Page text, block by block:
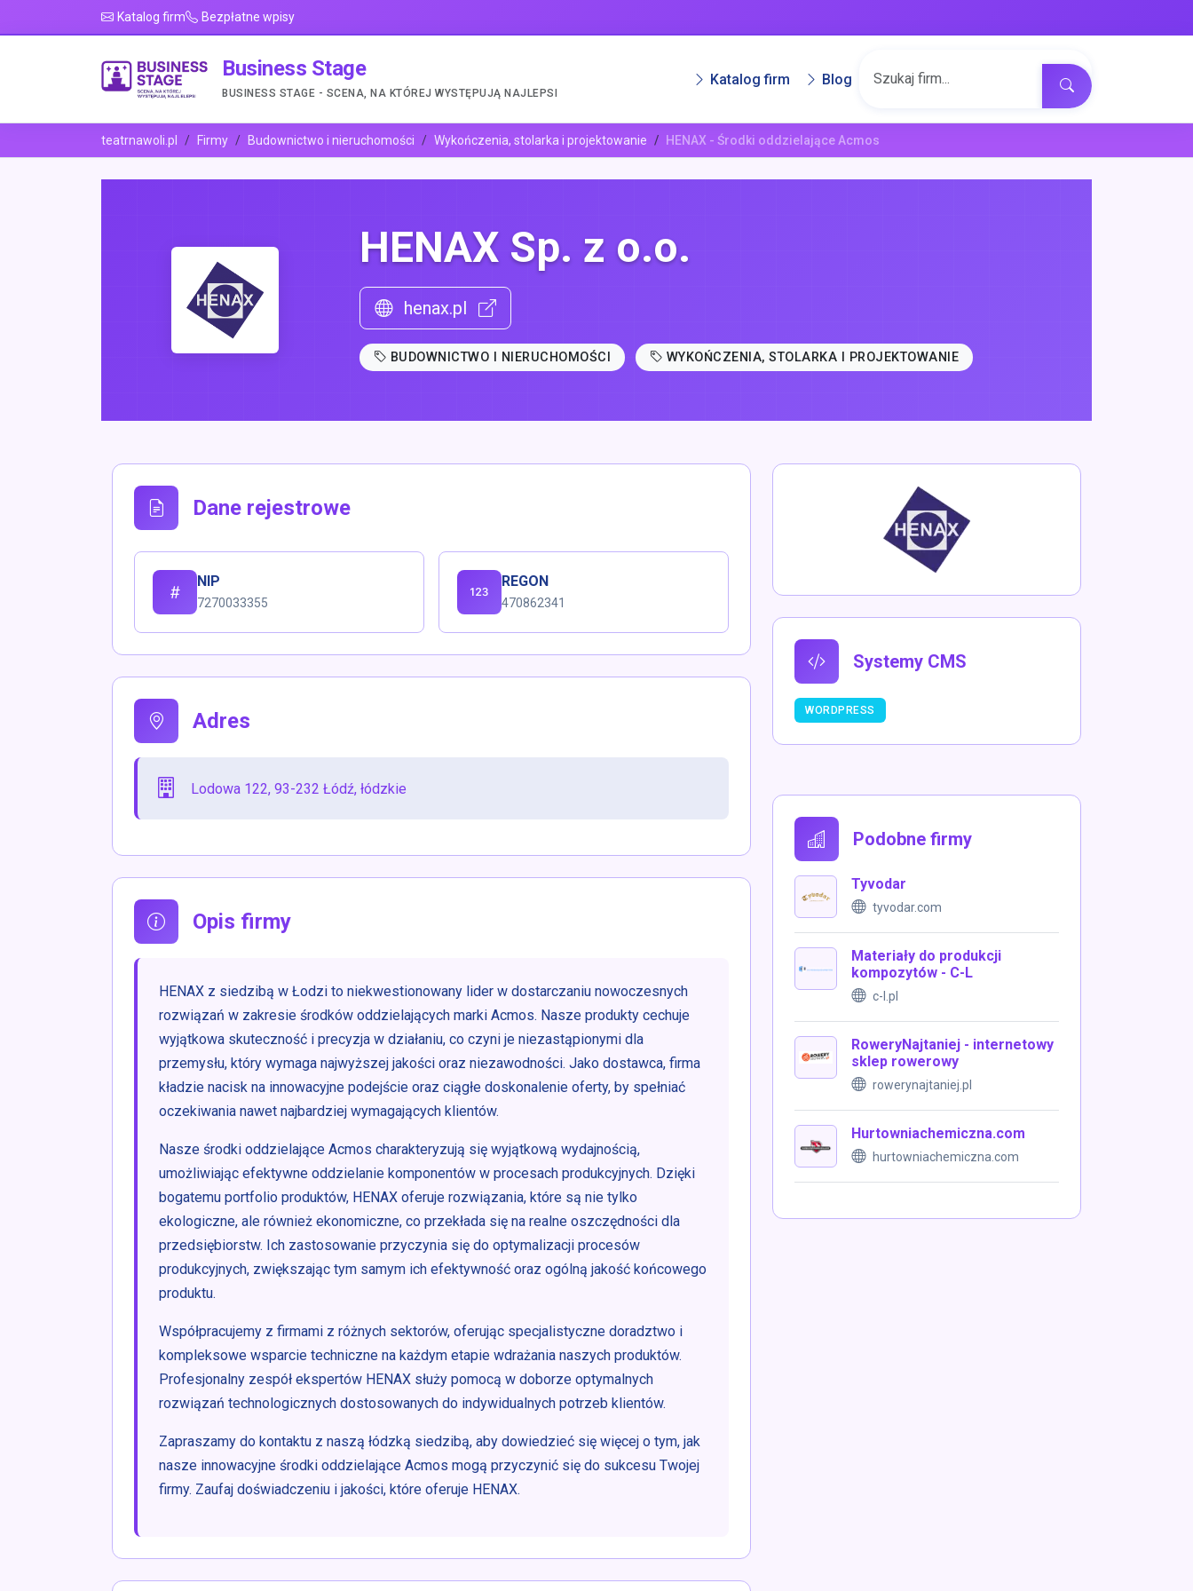
Katalog firm Bezpłatne wpisy
Business Stage
BUSINESS STAGE - SCENA, NA KTÓREJ WYSTĘPUJĄ NAJLEPSI
Katalog firm Blog
teatrnawoli.pl Firmy Budownictwo i nieruchomości Wykończenia, stolarka i projektowanie HENAX - Środki oddzielające Acmos
HENAX Sp. z o.o.
henax.pl
BUDOWNICTWO I NIERUCHOMOŚCI WYKOŃCZENIA, STOLARKA I PROJEKTOWANIE
Dane rejestrowe
NIP
7270033355
REGON
470862341
Adres
Lodowa 122, 93-232 Łódź, łódzkie
Opis firmy
HENAX z siedzibą w Łodzi to niekwestionowany lider w dostarczaniu nowoczesnych
rozwiązań w zakresie środków oddzielających marki Acmos. Nasze produkty cechuje
wyjątkowa skuteczność i precyzja w działaniu, co czyni je niezastąpionymi dla
przemysłu, który wymaga najwyższej jakości oraz niezawodności. Jako dostawca, firma
kładzie nacisk na innowacyjne podejście oraz ciągłe doskonalenie oferty, by spełniać
oczekiwania nawet najbardziej wymagających klientów.
Nasze środki oddzielające Acmos charakteryzują się wyjątkową wydajnością,
umożliwiając efektywne oddzielanie komponentów w procesach produkcyjnych. Dzięki
bogatemu portfolio produktów, HENAX oferuje rozwiązania, które są nie tylko
ekologiczne, ale również ekonomiczne, co przekłada się na realne oszczędności dla
przedsiębiorstw. Ich zastosowanie przyczynia się do optymalizacji procesów
produkcyjnych, zwiększając tym samym ich efektywność oraz ogólną jakość końcowego
produktu.
Współpracujemy z firmami z różnych sektorów, oferując specjalistyczne doradztwo i
kompleksowe wsparcie techniczne na każdym etapie wdrażania naszych produktów.
Profesjonalny zespół ekspertów HENAX służy pomocą w doborze optymalnych
rozwiązań technologicznych dostosowanych do indywidualnych potrzeb klientów.
Zapraszamy do kontaktu z naszą łódzką siedzibą, aby dowiedzieć się więcej o tym, jak
nasze innowacyjne środki oddzielające Acmos mogą przyczynić się do sukcesu Twojej
firmy. Zaufaj doświadczeniu i jakości, które oferuje HENAX.
Systemy CMS
WORDPRESS
Podobne firmy
Tyvodar
tyvodar.com
Materiały do produkcji
kompozytów - C-L
c-l.pl
RoweryNajtaniej - internetowy
sklep rowerowy
rowerynajtaniej.pl
Hurtowniachemiczna.com
hurtowniachemiczna.com